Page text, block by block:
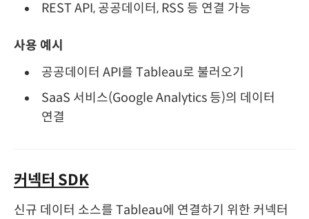
REST API, 공공데이터, RSS 등 연결 가능
사용 예시
공공데이터 API를 Tableau로 불러오기
SaaS 서비스(Google Analytics 등)의 데이터
연결
커넥터 SDK
신규 데이터 소스를 Tableau에 연결하기 위한 커넥터